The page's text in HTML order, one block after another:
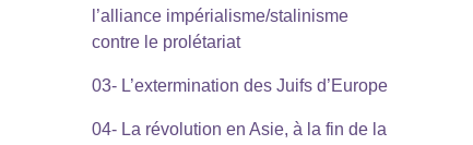
l’alliance impérialisme/stalinisme
contre le prolétariat
03- L’extermination des Juifs d’Europe
04- La révolution en Asie, à la fin de la